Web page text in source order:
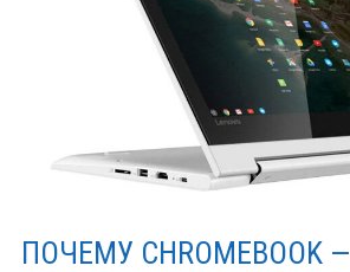
ПОЧЕМУ CHROMEBOOK —